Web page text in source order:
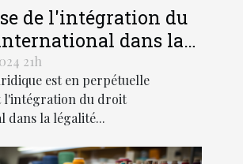
de l'intégration du
dans la
pénale moderne
21h
est en perpétuelle
l'intégration du droit
dans la légalité...